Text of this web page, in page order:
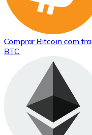
Comprar Bitcoin com
BTC